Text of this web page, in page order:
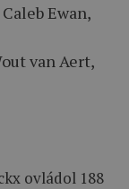
Ewan,
van Aert,
ovládol 188